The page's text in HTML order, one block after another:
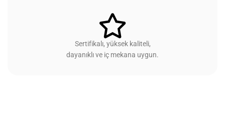
Sertifikalı, yüksek kaliteli,
dayanıklı ve iç mekana uygun.